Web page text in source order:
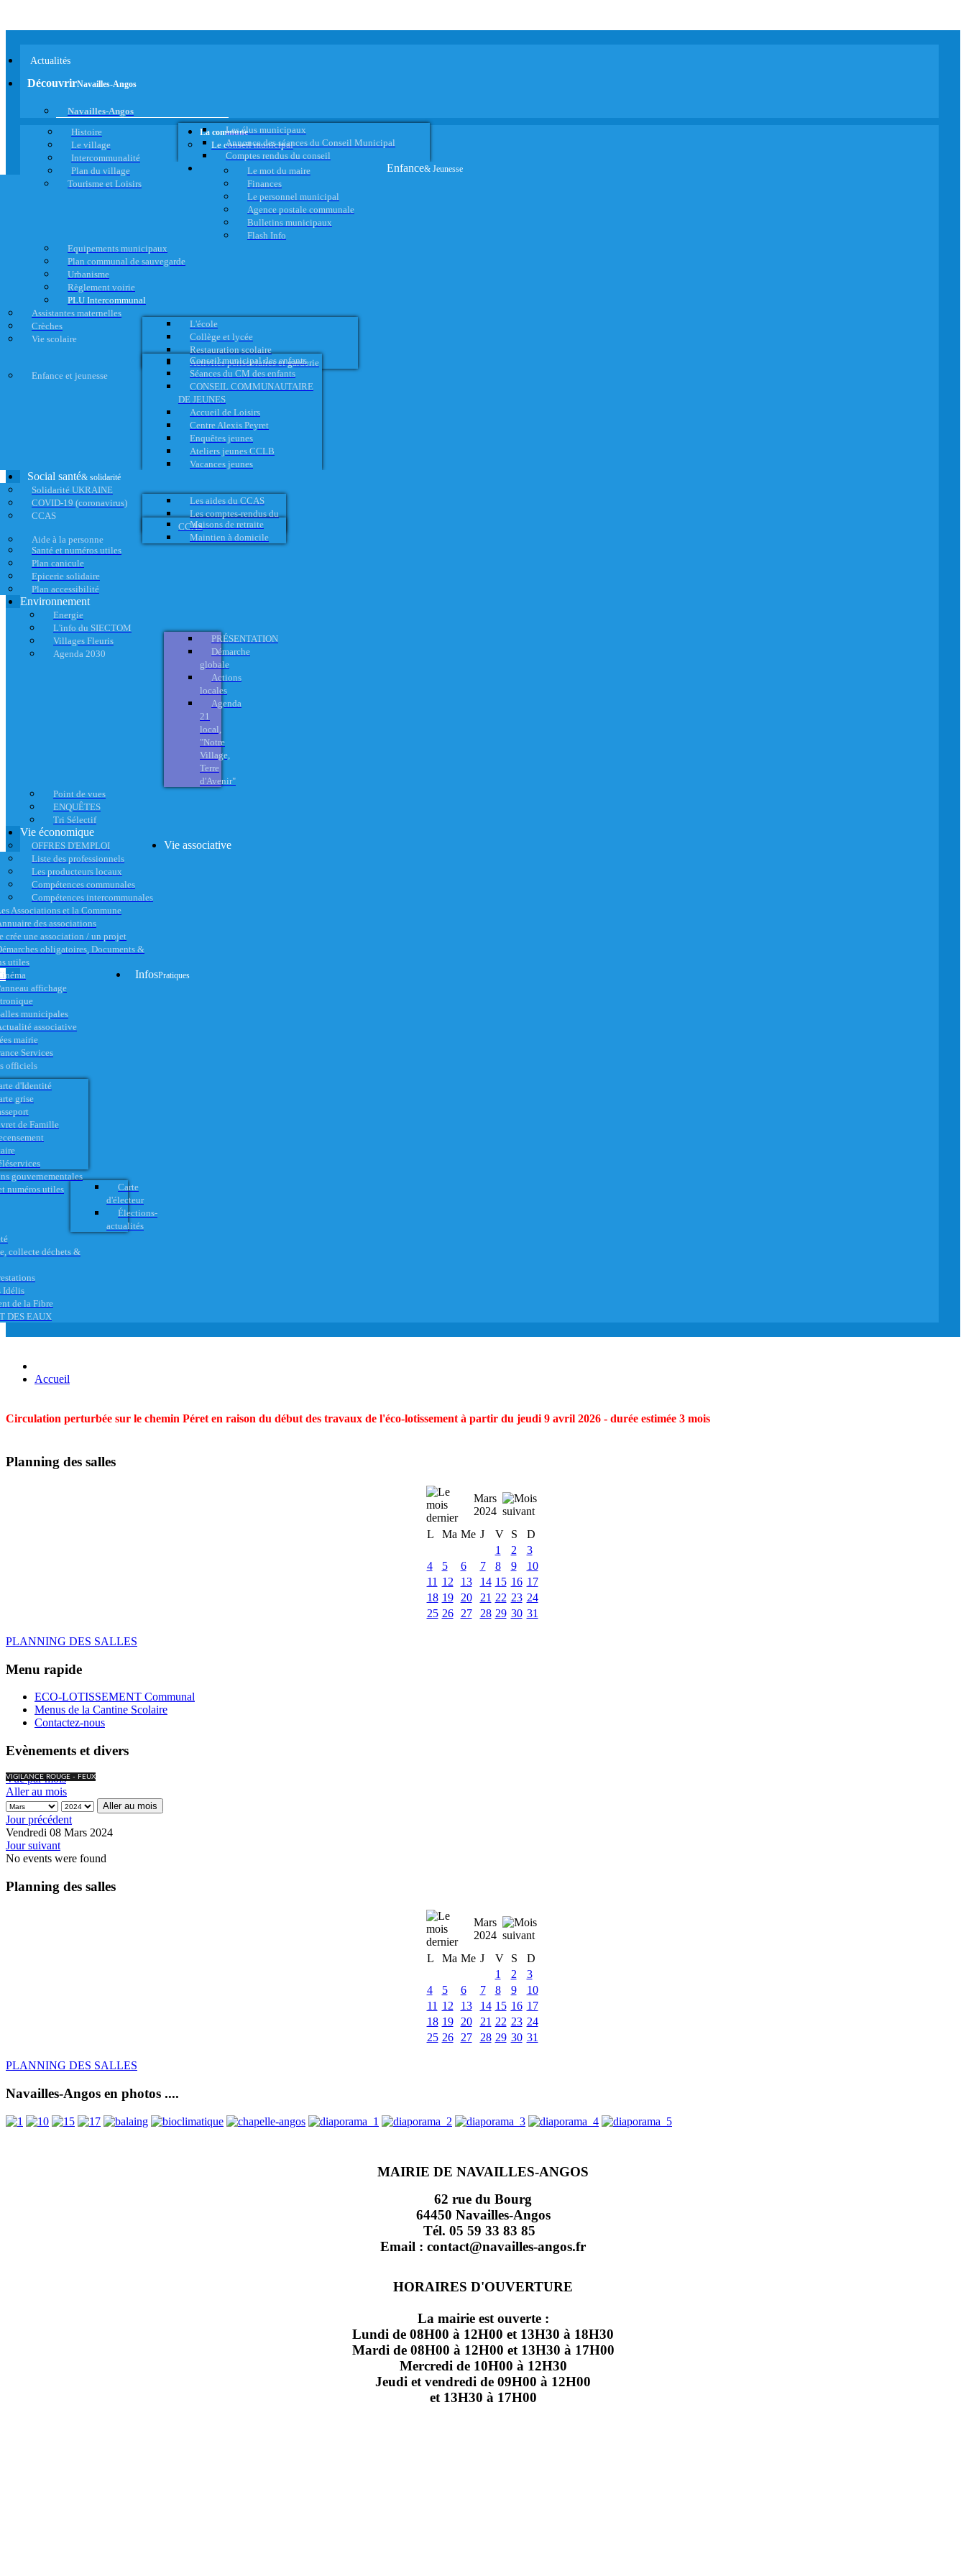
Actualités
DécouvrirNavailles-Angos
Navailles-Angos
Histoire
Le village
Intercommunalité
Plan du village
Tourisme et Loisirs
La commune
Le conseil municipal
Les élus municipaux
Annonce des séances du Conseil Municipal
Comptes rendus du conseil
Le mot du maire
Finances
Le personnel municipal
Agence postale communale
Bulletins municipaux
Flash Info
Equipements municipaux
Plan communal de sauvegarde
Urbanisme
Règlement voirie
PLU Intercommunal
Enfance& Jeunesse
Assistantes maternelles
Crèches
Vie scolaire
L'école
Collège et lycée
Restauration scolaire
Activités périscolaires et garderie
Enfance et jeunesse
Conseil municipal des enfants
Séances du CM des enfants
CONSEIL COMMUNAUTAIRE
DE JEUNES
Accueil de Loisirs
Centre Alexis Peyret
Enquêtes jeunes
Ateliers jeunes CCLB
Vacances jeunes
Social santé& solidarité
Solidarité UKRAINE
COVID-19 (coronavirus)
CCAS
Les aides du CCAS
Les comptes-rendus du
CCAS
Aide à la personne
Maisons de retraite
Maintien à domicile
Santé et numéros utiles
Plan canicule
Epicerie solidaire
Plan accessibilité
Environnement
Energie
L'info du SIECTOM
Villages Fleuris
Agenda 2030
PRÉSENTATION
Démarche
globale
Actions
locales
Agenda
21
local,
"Notre
Village,
Terre
d'Avenir"
Point de vues
ENQUÊTES
Tri Sélectif
Vie économique
OFFRES D'EMPLOI
Liste des professionnels
Les producteurs locaux
Compétences communales
Compétences intercommunales
Vie associative
Associations et la Commune
des associations
crée une association / un projet
obligatoires, Documents &
utiles
affichage
municipales
associative
InfosPratiques
mairie
Services
officiels
d'Identité
grise
de Famille
gouvernementales
numéros utiles
Carte
d'électeur
Élections-
actualités
collecte déchets &
Idélis
de la Fibre
DES EAUX
Accueil
Circulation perturbée sur le chemin Péret en raison du début des travaux de l'éco-lotissement à partir du jeudi 9 avril 2026 - durée estimée 3 mois
Planning des salles
Mars
2024
L
Ma Me J V S
D
1
2
3
4
5 6 7 8 9
10
11 12 13 14 15 16 17
18 19 20 21 22 23 24
25 26 27 28 29 30 31
PLANNING DES SALLES
Menu rapide
ECO-LOTISSEMENT Communal
Menus de la Cantine Scolaire
Contactez-nous
Evènements et divers
VIGILANCE ROUGE - FEUX
Vue par mois
Aller au mois
Aller au mois
Jour précédent
Vendredi 08 Mars 2024
Jour suivant
No events were found
Planning des salles
Mars
2024
L
Ma Me J V S
D
1
2
3
4
5 6 7 8 9
10
11 12 13 14 15 16 17
18 19 20 21 22 23 24
25 26 27 28 29 30 31
PLANNING DES SALLES
Navailles-Angos en photos ....
MAIRIE DE NAVAILLES-ANGOS
62 rue du Bourg
64450 Navailles-Angos
Tél. 05 59 33 83 85
Email : contact@navailles-angos.fr
HORAIRES D'OUVERTURE
La mairie est ouverte :
Lundi de 08H00 à 12H00 et 13H30 à 18H30
Mardi de 08H00 à 12H00 et 13H30 à 17H00
Mercredi de 10H00 à 12H30
Jeudi et vendredi de 09H00 à 12H00
et 13H30 à 17H00